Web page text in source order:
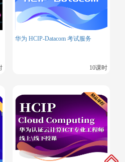
到期后享 1 年缓冲期—— 缓冲期内
格，超期需重考 “笔试 + 实验”。
官网入口
料要求（浙江、广东细化社保细
华为 HCIP-Datacom 考试服务
10课时